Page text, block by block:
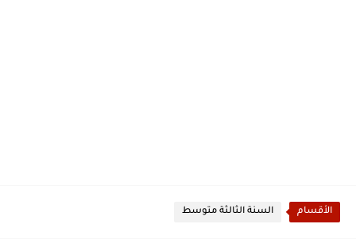
الأقسام السنة الثالثة متوسط